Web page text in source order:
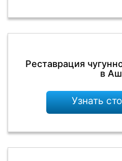
Реставрация
в
Узнать